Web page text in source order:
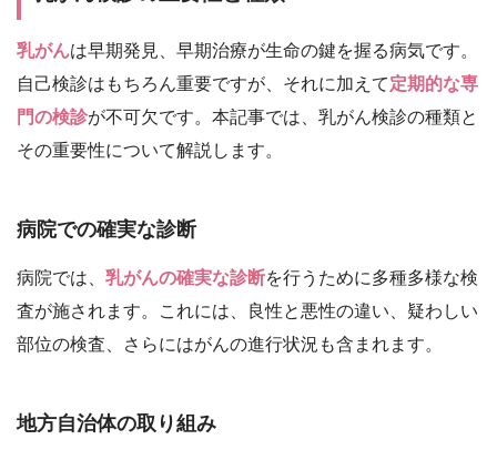
乳がんは早期発見、早期治療が生命の鍵を握る病気です。
自己検診はもちろん重要ですが、それに加えて定期的な専
門の検診が不可欠です。本記事では、乳がん検診の種類と
その重要性について解説します。
病院での確実な診断
病院では、 乳がんの確実な診断を行うために多種多様な検
査が施されます。これには、良性と悪性の違い、疑わしい
部位の検査、さらにはがんの進行状況も含まれます。
地方自治体の取り組み